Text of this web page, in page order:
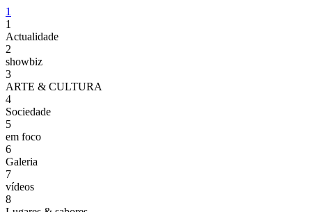
1
1
Actualidade
2
showbiz
3
ARTE & CULTURA
4
Sociedade
5
em foco
6
Galeria
7
vídeos
8